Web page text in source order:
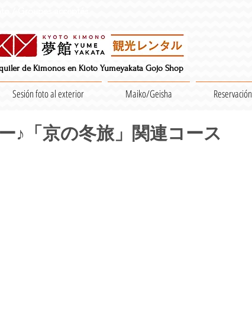
de Kimonos en Kioto Yumeyakata Gojo Shop
Sesión foto al exterior Maiko/Geisha Reservación
♪「京の冬旅」関連コース